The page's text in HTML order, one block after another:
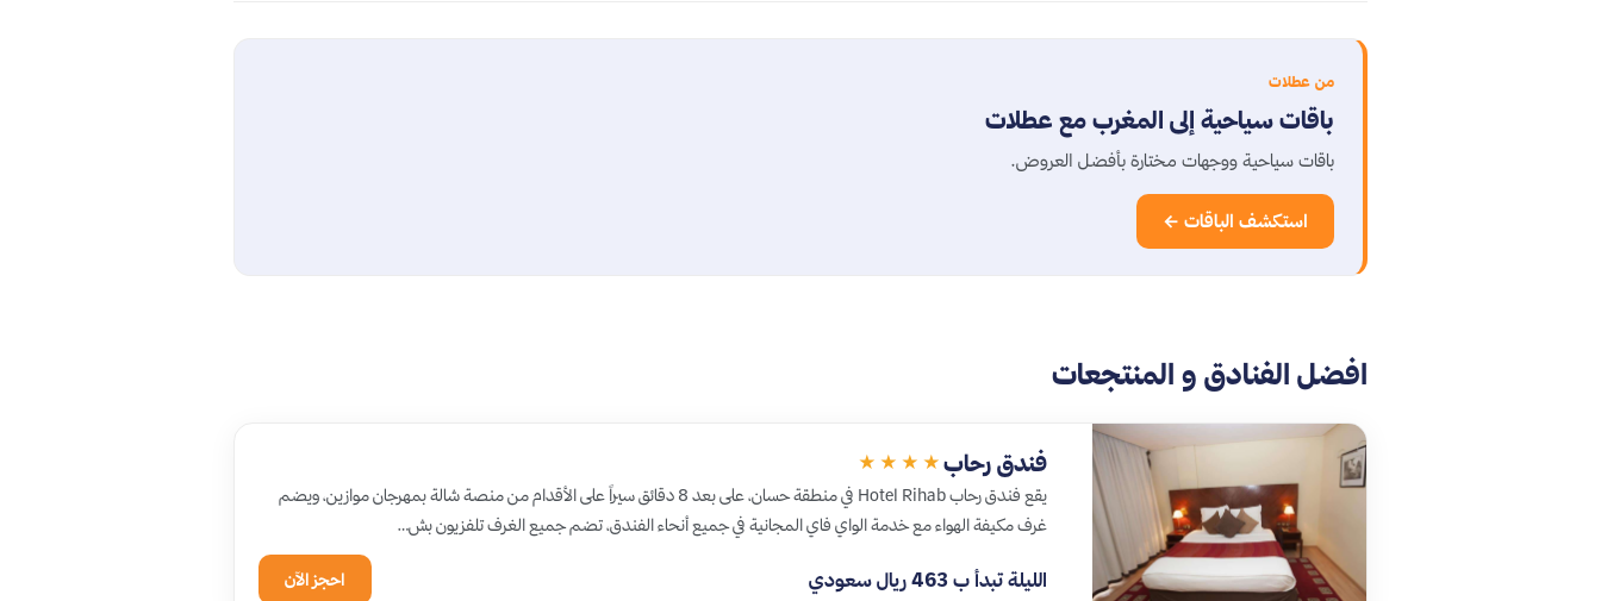
من عطلات
باقات سياحية إلى المغرب مع عطلات
باقات سياحية ووجهات مختارة بأفضل العروض.
استكشف الباقات ←
افضل الفنادق و المنتجعات
فندق رحاب ★★★★
يقع فندق رحاب Hotel Rihab في منطقة حسان، على بعد 8 دقائق سيراً على الأقدام من منصة شالة بمهرجان موازين، ويضم
غرف مكيفة الهواء مع خدمة الواي فاي المجانية في جميع أنحاء الفندق، تضم جميع الغرف تلفزيون بش…
الليلة تبدأ ب 463 ريال سعودي احجز الآن